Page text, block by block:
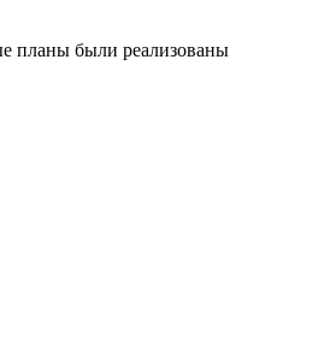
планы были реализованы